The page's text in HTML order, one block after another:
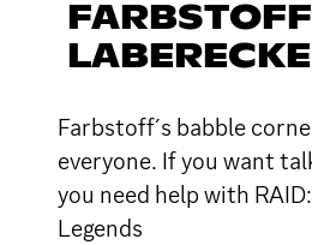
LABERECKE
Farbstoff´s babble
everyone. If you want
you need help with
Legends